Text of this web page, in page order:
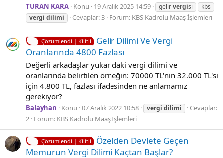
TURAN KARA Konu 19 Aralık 2025 14:59 gelirvergisi
kbs
vergi dilimi Cevaplar: 3 Forum: KBS Kadrolu Maaş İşlemleri
Çözümlendi | Kilitli
Gelir Dilimi Ve Vergi
Oranlarında 4800 Fazlası
Değerli arkadaşlar yukarıdaki vergi dilimi ve
oranlarında belirtilen örneğin: 70000 TL'nin 32.000 TL'si
için 4.800 TL, fazlası ifadesinden ne anlamamız
gerekiyor?
Balayhan Konu 07 Aralık 2022 10:58 vergi dilimi
Cevaplar:
2 Forum: KBS Kadrolu Maaş İşlemleri
Çözümlendi | Kilitli
Özelden Devlete Geçen
Memurun Vergi Dilimi Kaçtan Başlar?